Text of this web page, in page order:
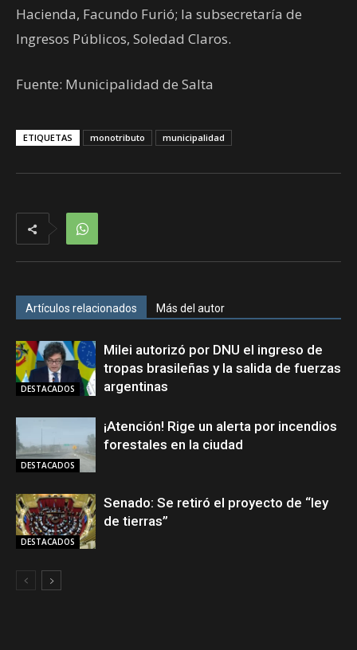
Hacienda, Facundo Furió; la subsecretaría de
Ingresos Públicos, Soledad Claros.
Fuente: Municipalidad de Salta
ETIQUETAS monotributo municipalidad
Artículos relacionados Más del autor
DESTACADOS
Milei autorizó por DNU el ingreso de
tropas brasileñas y la salida de fuerzas
argentinas
DESTACADOS
¡Atención! Rige un alerta por incendios
forestales en la ciudad
DESTACADOS
Senado: Se retiró el proyecto de “ley
de tierras”